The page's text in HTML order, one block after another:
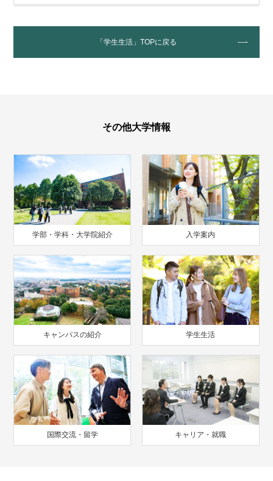
「学生生活」TOPに戻る
その他大学情報
学部・学科・大学院紹介 入学案内
キャンパスの紹介 学生生活
国際交流・留学 キャリア・就職